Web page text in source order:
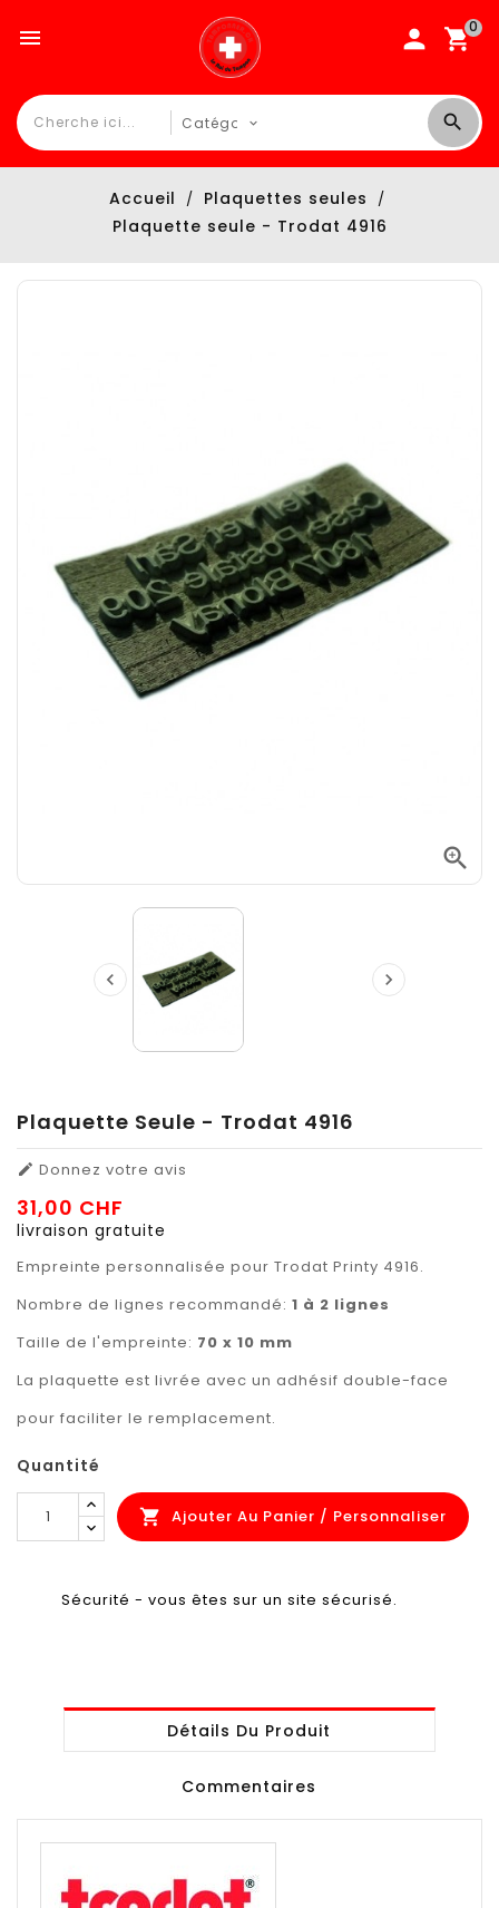
0

Accueil
Plaquettes seules
Plaquette seule - Trodat 4916

 
Plaquette Seule - Trodat 4916
 Donnez votre avis
31,00 CHF
livraison gratuite
Empreinte personnalisée pour Trodat Printy 4916.
Nombre de lignes recommandé: 1 à 2 lignes
Taille de l'empreinte: 70 x 10 mm
La plaquette est livrée avec un adhésif double-face
pour faciliter le remplacement.
Quantité
 Ajouter Au Panier / Personnaliser
Sécurité - vous êtes sur un site sécurisé.
Détails Du Produit
Commentaires